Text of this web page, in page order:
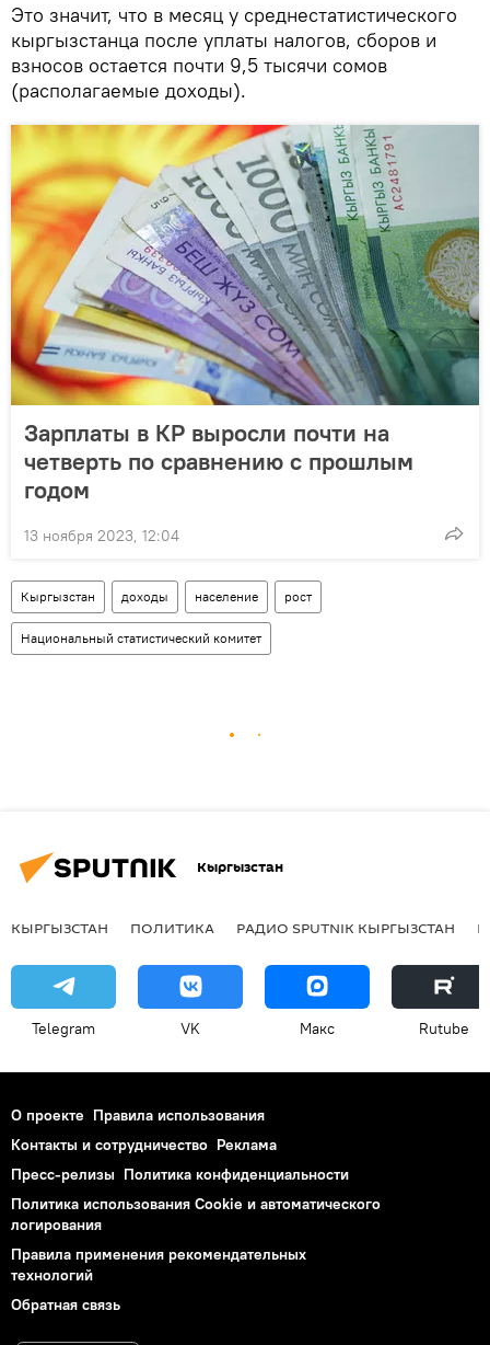
Это значит, что в месяц у среднестатистического
кыргызстанца после уплаты налогов, сборов и
взносов остается почти 9,5 тысячи сомов
(располагаемые доходы).
Зарплаты в КР выросли почти на
четверть по сравнению с прошлым
годом
13 ноября 2023, 12:04
Кыргызстан доходы население рост
Национальный статистический комитет
Кыргызстан
КЫРГЫЗСТАН ПОЛИТИКА РАДИО SPUTNIK КЫРГЫЗСТАН
Telegram VK Макс Rutube
О проекте Правила использования
Контакты и сотрудничество Реклама
Пресс-релизы Политика конфиденциальности
Политика использования Cookie и автоматического
логирования
Правила применения рекомендательных
технологий
Обратная связь